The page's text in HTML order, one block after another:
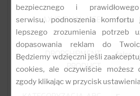
AX IS DUAL USE false
DROPSHIPMENT
PRODUCT
false
bezpiecznego i
serwisu, podnoszenia komfortu
lepszego zrozumienia potrzeb
dopasowania reklam do
Będziemy wdzięczni jeśli
cookies, ale oczywiście możesz
zgody klikając w przycisk